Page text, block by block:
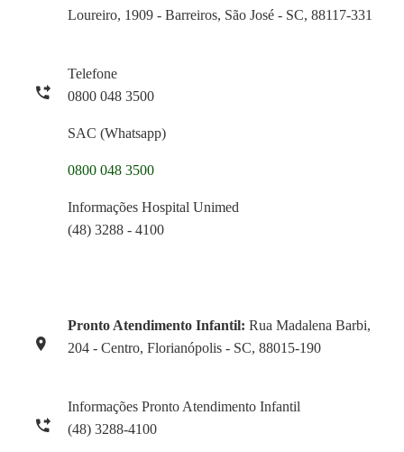
Loureiro, 1909 - Barreiros, São José - SC, 88117-331
Telefone
0800 048 3500
SAC (Whatsapp)
0800 048 3500
Informações Hospital Unimed
(48) 3288 - 4100
Pronto Atendimento Infantil: Rua Madalena Barbi,
204 - Centro, Florianópolis - SC, 88015-190
Informações Pronto Atendimento Infantil
(48) 3288-4100